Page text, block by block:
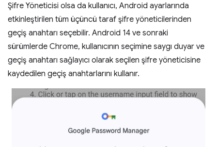
Şifre Yöneticisi olsa da kullanıcı, Android ayarlarında
etkinleştirilen tüm üçüncü taraf şifre yöneticilerinden
geçiş anahtarı seçebilir. Android 14 ve sonraki
sürümlerde Chrome, kullanıcının seçimine saygı duyar ve
geçiş anahtarı sağlayıcı olarak seçilen şifre yöneticisine
kaydedilen geçiş anahtarlarını kullanır.